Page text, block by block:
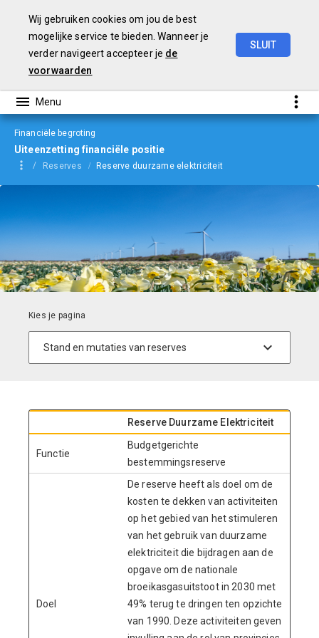
Wij gebruiken cookies om jou de best
mogelijke service te bieden. Wanneer je
verder navigeert accepteer je de
voorwaarden
SLUIT
Financiële begroting
Uiteenzetting financiële positie
Reserves Reserve duurzame elektriciteit
Reserve Duurzame Elektriciteit
Functie
Budgetgerichte
bestemmingsreserve
Doel
De reserve heeft als doel om de
kosten te dekken van activiteiten
op het gebied van het stimuleren
van het gebruik van duurzame
elektriciteit die bijdragen aan de
opgave om de nationale
broeikasgasuitstoot in 2030 met
49% terug te dringen ten opzichte
van 1990. Deze activiteiten geven